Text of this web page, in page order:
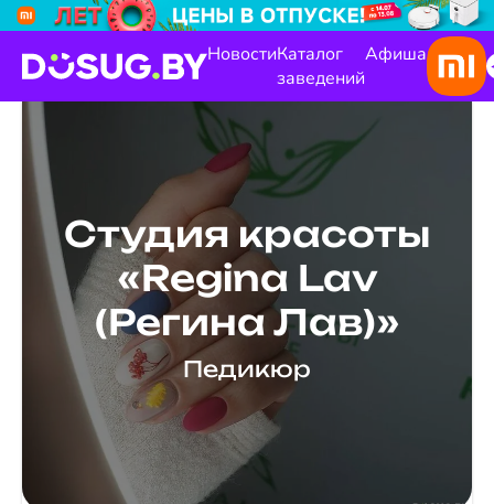
НовостиКаталог
заведений
Афиша
Студия красоты
«Regina Lav
(Регина Лав)»
Педикюр